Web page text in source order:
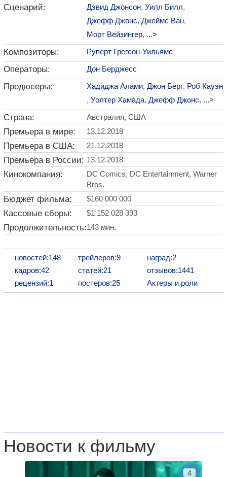
Сценарий: Дэвид Джонсон, Уилл Билл,
Джефф Джонс, Джеймс Ван,
Морт Вейзингер, ...>
Композиторы: Руперт Грегсон-Уильямс
Операторы: Дон Берджесс
Продюсеры: Хадиджа Алами, Джон Берг, Роб Кауэн
, Уолтер Хамада, Джефф Джонс, ...>
Страна: Австралия, США
Премьера в мире: 13.12.2018
Премьера в США: 21.12.2018
Премьера в России: 13.12.2018
Кинокомпания:
DC Comics, DC Entertainment, Warner
Bros.
Бюджет фильма: $160 000 000
Кассовые сборы: $1 152 028 393
Продолжительность:143 мин.
новостей:148
кадров:42
рецензий:1
трейлеров:9
статей:21
постеров:25
наград:2
отзывов:1441
Актеры и роли
Новости к фильму
4